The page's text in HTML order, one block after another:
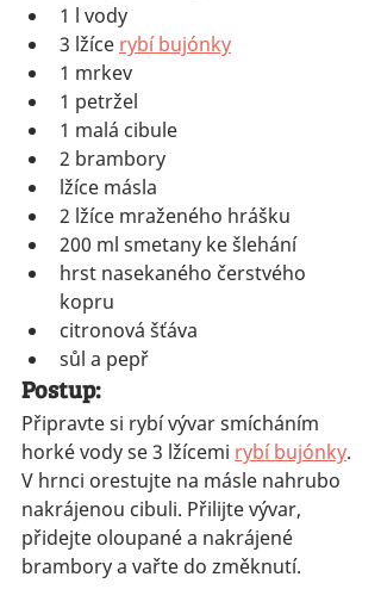
1 l vody
3 lžíce rybí bujónky
1 mrkev
1 petržel
1 malá cibule
2 brambory
lžíce másla
2 lžíce mraženého hrášku
200 ml smetany ke šlehání
hrst nasekaného čerstvého
kopru
citronová šťáva
sůl a pepř
Postup:
Připravte si rybí vývar smícháním
horké vody se 3 lžícemi rybí bujónky.
V hrnci orestujte na másle nahrubo
nakrájenou cibuli. Přilijte vývar,
přidejte oloupané a nakrájené
brambory a vařte do změknutí.